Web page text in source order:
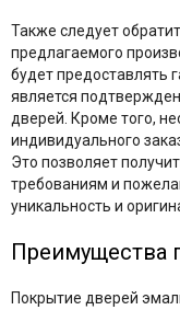
Также следует
предлагаемого
будет предоставлять
является
дверей. Кроме того,
индивидуального
Это позволяет
требованиям и
уникальность и
Преимущества
Покрытие дверей